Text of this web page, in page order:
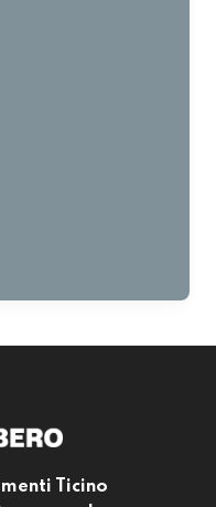
Ticino